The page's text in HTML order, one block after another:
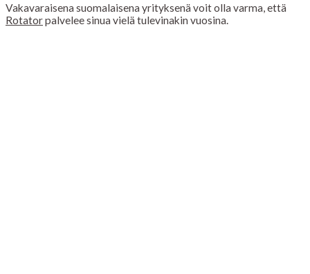
Vakavaraisena suomalaisena yrityksenä voit olla varma, että
Rotatorpalvelee sinua vielä tulevinakin vuosina.